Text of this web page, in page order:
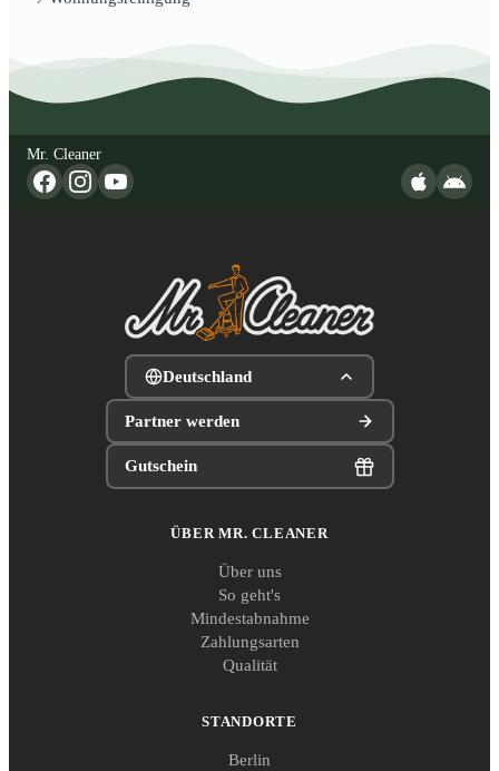
Mr. Cleaner
Deutschland
Partner werden
Gutschein
ÜBER MR. CLEANER
Über uns
So geht's
Mindestabnahme
Zahlungsarten
Qualität
STANDORTE
Berlin